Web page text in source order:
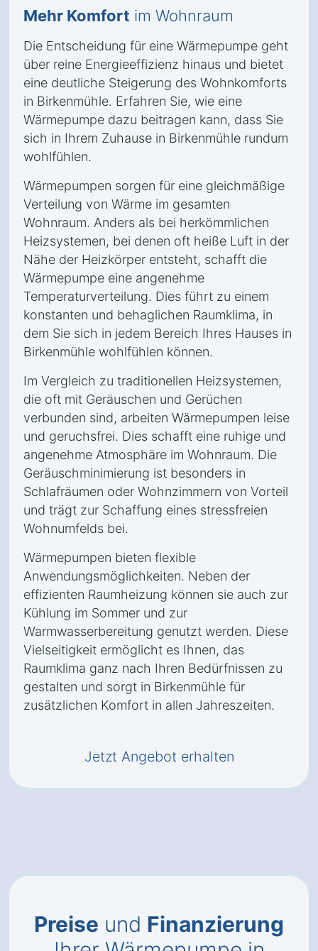
Mehr Komfort im Wohnraum
Die Entscheidung für eine Wärmepumpe geht
über reine Energieeffizienz hinaus und bietet
eine deutliche Steigerung des Wohnkomforts
in Birkenmühle. Erfahren Sie, wie eine
Wärmepumpe dazu beitragen kann, dass Sie
sich in Ihrem Zuhause in Birkenmühle rundum
wohlfühlen.
Wärmepumpen sorgen für eine gleichmäßige
Verteilung von Wärme im gesamten
Wohnraum. Anders als bei herkömmlichen
Heizsystemen, bei denen oft heiße Luft in der
Nähe der Heizkörper entsteht, schafft die
Wärmepumpe eine angenehme
Temperaturverteilung. Dies führt zu einem
konstanten und behaglichen Raumklima, in
dem Sie sich in jedem Bereich Ihres Hauses in
Birkenmühle wohlfühlen können.
Im Vergleich zu traditionellen Heizsystemen,
die oft mit Geräuschen und Gerüchen
verbunden sind, arbeiten Wärmepumpen leise
und geruchsfrei. Dies schafft eine ruhige und
angenehme Atmosphäre im Wohnraum. Die
Geräuschminimierung ist besonders in
Schlafräumen oder Wohnzimmern von Vorteil
und trägt zur Schaffung eines stressfreien
Wohnumfelds bei.
Wärmepumpen bieten flexible
Anwendungsmöglichkeiten. Neben der
effizienten Raumheizung können sie auch zur
Kühlung im Sommer und zur
Warmwasserbereitung genutzt werden. Diese
Vielseitigkeit ermöglicht es Ihnen, das
Raumklima ganz nach Ihren Bedürfnissen zu
gestalten und sorgt in Birkenmühle für
zusätzlichen Komfort in allen Jahreszeiten.
Jetzt Angebot erhalten
Preise und Finanzierung